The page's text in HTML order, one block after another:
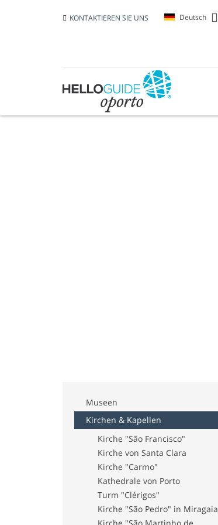
KONTAKTIEREN SIE UNS Deutsch
Museen
Museum von Serralves
Museum "Romântico da Quinta
da Macieirinha"
Museum "Casa do Infante"
Museum "Nacional Soares dos
Reis"
Museum "Guerra Junqueiro"
Wohnhaus von Almeida Garrett
Kirchen & Kapellen
Kirche "São Francisco"
Kirche von Santa Clara
Kirche "Carmo"
Kathedrale von Porto
Turm "Clérigos"
Kirche "São Pedro" in Miragaia